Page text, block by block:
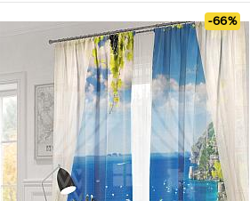
-66%